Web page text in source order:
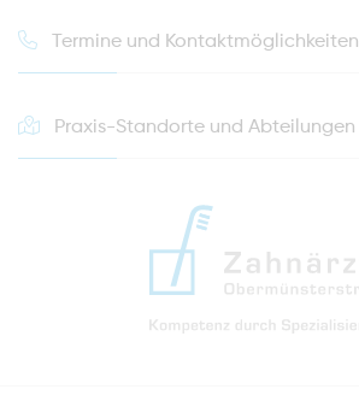
Termine und Kontaktmöglichkeiten
info@zahnaerzte-in-regensburg.de
Praxis-Standorte und Abteilungen